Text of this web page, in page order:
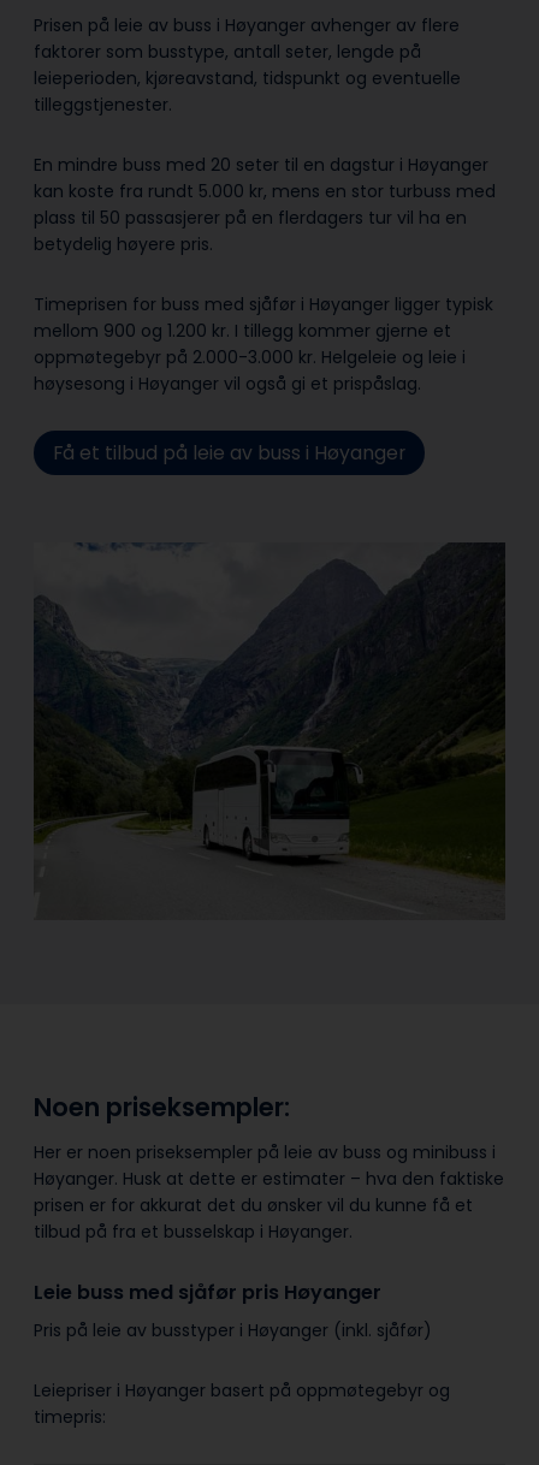
Prisen på leie av buss i Høyanger avhenger av flere
faktorer som busstype, antall seter, lengde på
leieperioden, kjøreavstand, tidspunkt og eventuelle
tilleggstjenester.
En mindre buss med 20 seter til en dagstur i Høyanger
kan koste fra rundt 5.000 kr, mens en stor turbuss med
plass til 50 passasjerer på en flerdagers tur vil ha en
betydelig høyere pris.
Timeprisen for buss med sjåfør i Høyanger ligger typisk
mellom 900 og 1.200 kr. I tillegg kommer gjerne et
oppmøtegebyr på 2.000-3.000 kr. Helgeleie og leie i
høysesong i Høyanger vil også gi et prispåslag.
Få et tilbud på leie av buss i Høyanger
Noen priseksempler:
Her er noen priseksempler på leie av buss og minibuss i
Høyanger. Husk at dette er estimater – hva den faktiske
prisen er for akkurat det du ønsker vil du kunne få et
tilbud på fra et busselskap i Høyanger.
Leie buss med sjåfør pris Høyanger
Pris på leie av busstyper i Høyanger (inkl. sjåfør)
Leiepriser i Høyanger basert på oppmøtegebyr og
timepris: